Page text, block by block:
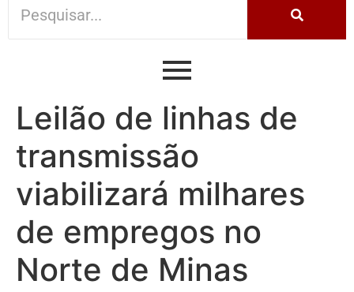
Leilão de linhas de
transmissão
viabilizará milhares
de empregos no
Norte de Minas